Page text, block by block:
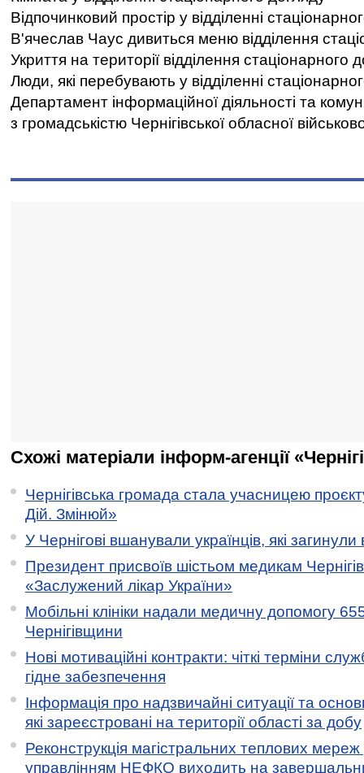
Відпочинковий простір у відділенні
В'ячеслав Чаус дивиться меню відділення
Укриття на території відділення стаціонарного
Люди, які перебувають у відділенні
Департамент інформаційної діяльності та
з громадськістю Чернігівської обласної
Схожі матеріали інформ-агенції
Чернігівська громада стала учасницею
Дій. Змінюй»
У Чернігові вшанували українців, які загинули
Президент присвоїв шістьом медикам
«Заслужений лікар України»
Мобільні клініки надали медичну допомогу
Чернігівщини
Нові мотиваційні контракти: чіткі терміни
гідне забезпечення
Інформація про надзвичайні ситуації та
які зареєстровані на території області за добу
Реконструкція магістральних теплових мереж
управлінням НЕФКО виходить на